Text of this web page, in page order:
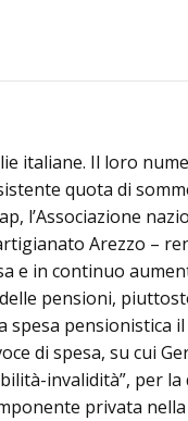
italiane. Il loro
quota di
l’Associazione
Arezzo –
e in continuo
pensioni,
spesa
di spesa, su cui
invalidità”, per
privata